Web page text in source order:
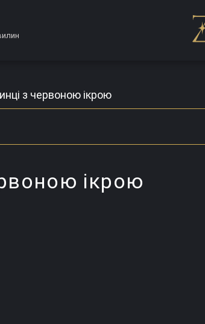
з червоною ікрою
ікрою